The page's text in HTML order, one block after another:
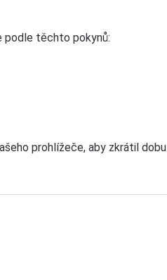
podle těchto pokynů:
prohlížeče, aby zkrátil dobu